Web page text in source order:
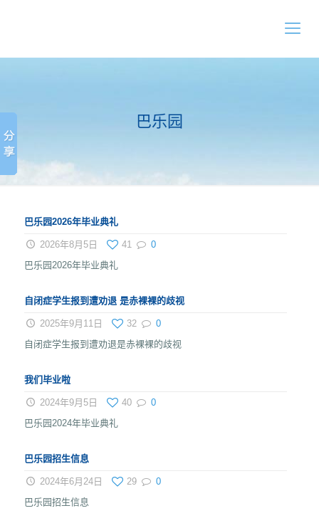
巴乐园
巴乐园2026年毕业典礼
2026年8月5日 0
41
巴乐园2026年毕业典礼
自闭症学生报到遭劝退 是赤裸裸的歧视
2025年9月11日 0
32
自闭症学生报到遭劝退是赤裸裸的歧视
我们毕业啦
2024年9月5日 0
40
巴乐园2024年毕业典礼
巴乐园招生信息
2024年6月24日 0
29
巴乐园招生信息